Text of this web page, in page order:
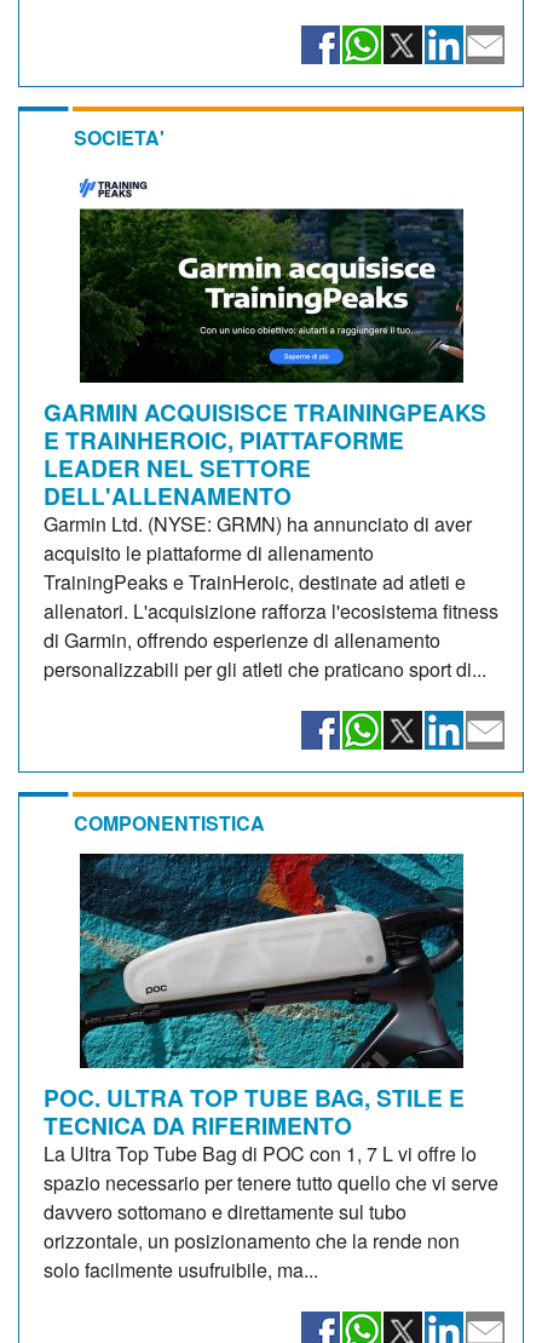
SOCIETA'
GARMIN ACQUISISCE TRAININGPEAKS
E TRAINHEROIC, PIATTAFORME
LEADER NEL SETTORE
DELL'ALLENAMENTO
Garmin Ltd. (NYSE: GRMN) ha annunciato di aver
acquisito le piattaforme di allenamento
TrainingPeaks e TrainHeroic, destinate ad atleti e
allenatori. L'acquisizione rafforza l'ecosistema fitness
di Garmin, offrendo esperienze di allenamento
personalizzabili per gli atleti che praticano sport di...
COMPONENTISTICA
POC. ULTRA TOP TUBE BAG, STILE E
TECNICA DA RIFERIMENTO
La Ultra Top Tube Bag di POC con 1, 7 L vi offre lo
spazio necessario per tenere tutto quello che vi serve
davvero sottomano e direttamente sul tubo
orizzontale, un posizionamento che la rende non
solo facilmente usufruibile, ma...